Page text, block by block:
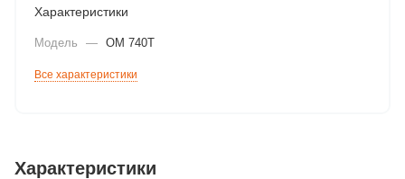
Характеристики
Модель — ОМ 740T
Все характеристики
Характеристики